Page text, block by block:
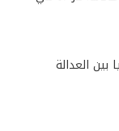
العدالة